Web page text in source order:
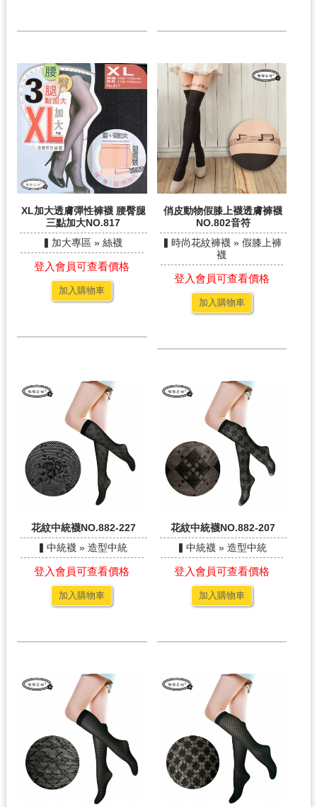
XL加大透膚彈性褲襪 腰臀腿
三點加大NO.817
▍加大專區 » 絲襪
登入會員可查看價格
加入購物車
俏皮動物假膝上襪透膚褲襪
NO.802音符
▍時尚花紋褲襪 » 假膝上褲
襪
登入會員可查看價格
加入購物車
花紋中統襪NO.882-227
▍中統襪 » 造型中統
登入會員可查看價格
加入購物車
花紋中統襪NO.882-207
▍中統襪 » 造型中統
登入會員可查看價格
加入購物車